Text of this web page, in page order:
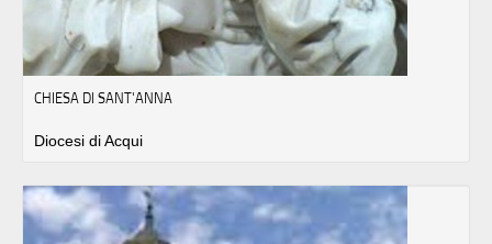
CHIESA DI SANT'ANNA
Diocesi di Acqui